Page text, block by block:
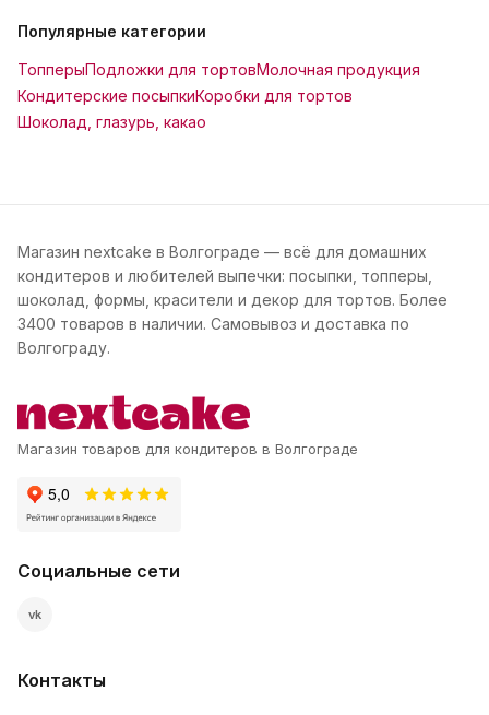
Популярные категории
ТопперыПодложки для тортовМолочная продукция
Кондитерские посыпкиКоробки для тортов
Шоколад, глазурь, какао
Магазин nextcake в Волгограде — всё для домашних
кондитеров и любителей выпечки: посыпки, топперы,
шоколад, формы, красители и декор для тортов. Более
3400 товаров в наличии. Самовывоз и доставка по
Волгограду.
Магазин товаров для кондитеров в Волгограде
Социальные сети
vk
Контакты